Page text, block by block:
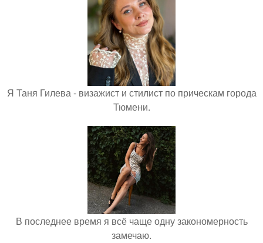
Я Таня Гилева - визажист и стилист по прическам города
Тюмени.
В последнее время я всё чаще одну закономерность
замечаю.